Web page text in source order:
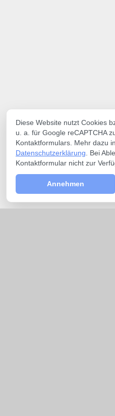
Diese Website nutzt Cookies
u. a. für Google reCAPTCHA
Kontaktformulars. Mehr dazu
Datenschutzerklärung . Bei
Kontaktformular nicht zur
Annehmen